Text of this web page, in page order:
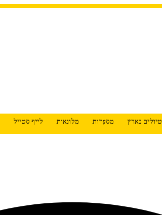
טיולים בארץ מסעדות מלונאות לייף סטייל